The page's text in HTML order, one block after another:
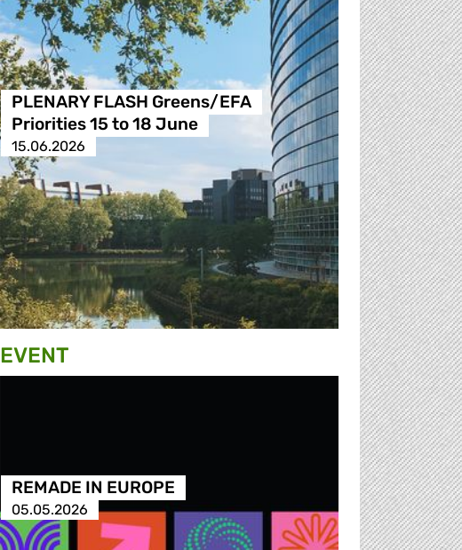
PLENARY FLASH Greens/EFA
Priorities 15 to 18 June
15.06.2026
EVENT
REMADE IN EUROPE
05.05.2026